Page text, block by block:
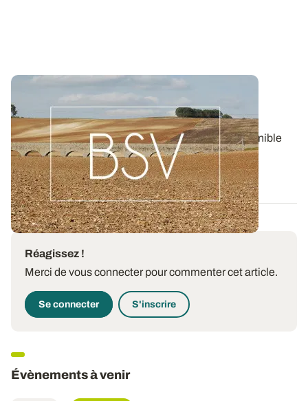
Bulletin de santé du Végétal - Bourgogne-
Franche-Comté : Grandes Cultures
Aujourd'hui, le BSV Grandes Cultures n°8 est disponible
pour la région BOURGOGNE-FRANCHE...
06 AOÛT 2026
Réagissez !
Merci de vous connecter pour commenter cet article.
Se connecter S'inscrire
Évènements à venir